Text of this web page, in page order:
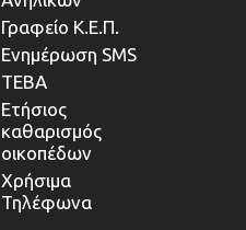
Γραφείο Κ.Ε.Π.
Ενημέρωση SMS
ΤΕΒΑ
Ετήσιος
καθαρισμός
οικοπέδων
Χρήσιμα
Τηλέφωνα